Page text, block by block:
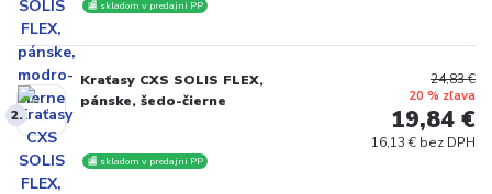
🏬 skladom v predajni PP
2.
Kraťasy CXS SOLIS FLEX,
pánske, šedo-čierne
🏬 skladom v predajni PP
24,83 €
20 % zľava
19,84 €
16,13 € bez DPH